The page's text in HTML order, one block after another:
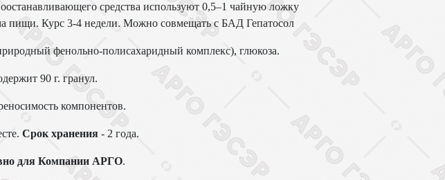
средства используют 0,5–1 чайную ложку
пищи. Курс 3-4 недели. Можно совмещать с БАД Гепатосол
фенольно-полисахаридный комплекс), глюкоза.
90 г. гранул.
компонентов.
Срок хранения - 2 года.
для Компании АРГО.